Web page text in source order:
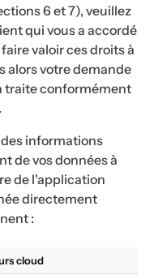
6 et 7), veuillez
qui vous a accordé
valoir ces droits à
alors votre demande
traite conformément
informations
de vos données à
de l'application
directement
:
cloud